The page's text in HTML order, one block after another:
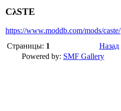
CλSTE
https://www.moddb.com/mods/caste/
Страницы: 1
Назад
Powered by: SMF Gallery